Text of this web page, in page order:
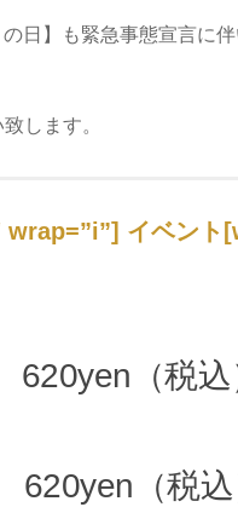
日】も緊急事態宣言に
します。
イベン
620yen（税込
620yen（税込